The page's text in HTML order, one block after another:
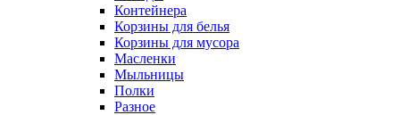
Контейнера
Корзины для белья
Корзины для мусора
Масленки
Мыльницы
Полки
Разное